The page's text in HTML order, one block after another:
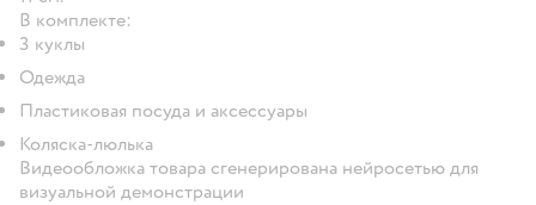
В комплекте:
3 куклы
Одежда
Пластиковая посуда и аксессуары
Коляска-люлька
Видеообложка товара сгенерирована нейросетью для
визуальной демонстрации